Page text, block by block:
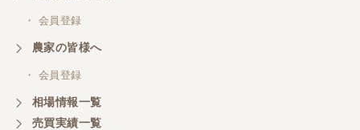
三重県／
嫌な顔をせずに一生懸命頑張ってくれる中山さんに
感謝しています。ここで3台買いましたが、これから
もよろしくお願いしたいです。
・ 会員登録
農家の皆様へ
・ 会員登録
相場情報一覧
売買実績一覧